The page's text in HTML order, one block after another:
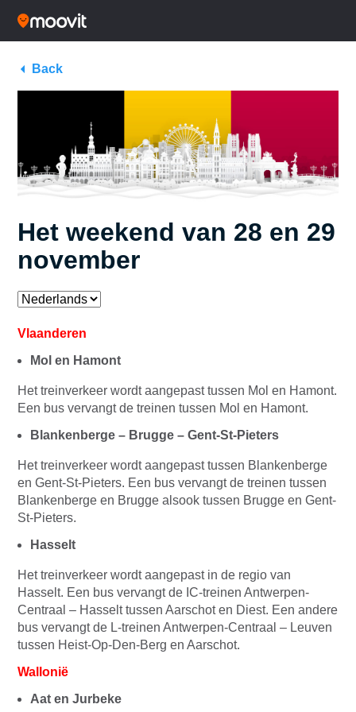
Back
Het weekend van 28 en 29
november
Vlaanderen
Mol en Hamont
Het treinverkeer wordt aangepast tussen Mol en Hamont.
Een bus vervangt de treinen tussen Mol en Hamont.
Blankenberge – Brugge – Gent-St-Pieters
Het treinverkeer wordt aangepast tussen Blankenberge
en Gent-St-Pieters. Een bus vervangt de treinen tussen
Blankenberge en Brugge alsook tussen Brugge en Gent-
St-Pieters.
Hasselt
Het treinverkeer wordt aangepast in de regio van
Hasselt. Een bus vervangt de IC-treinen Antwerpen-
Centraal – Hasselt tussen Aarschot en Diest. Een andere
bus vervangt de L-treinen Antwerpen-Centraal – Leuven
tussen Heist-Op-Den-Berg en Aarschot.
Wallonië
Aat en Jurbeke